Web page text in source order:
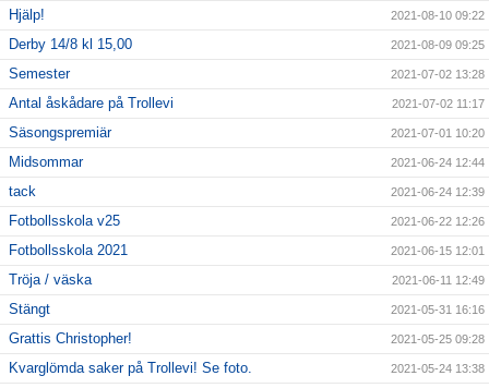
Hjälp! 2021-08-10 09:22
Derby 14/8 kl 15,00 2021-08-09 09:25
Semester 2021-07-02 13:28
Antal åskådare på Trollevi 2021-07-02 11:17
Säsongspremiär 2021-07-01 10:20
Midsommar 2021-06-24 12:44
tack 2021-06-24 12:39
Fotbollsskola v25 2021-06-22 12:26
Fotbollsskola 2021 2021-06-15 12:01
Tröja / väska 2021-06-11 12:49
Stängt 2021-05-31 16:16
Grattis Christopher! 2021-05-25 09:28
Kvarglömda saker på Trollevi! Se foto. 2021-05-24 13:38